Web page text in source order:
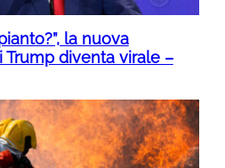
la nuova
Trump diventa virale –